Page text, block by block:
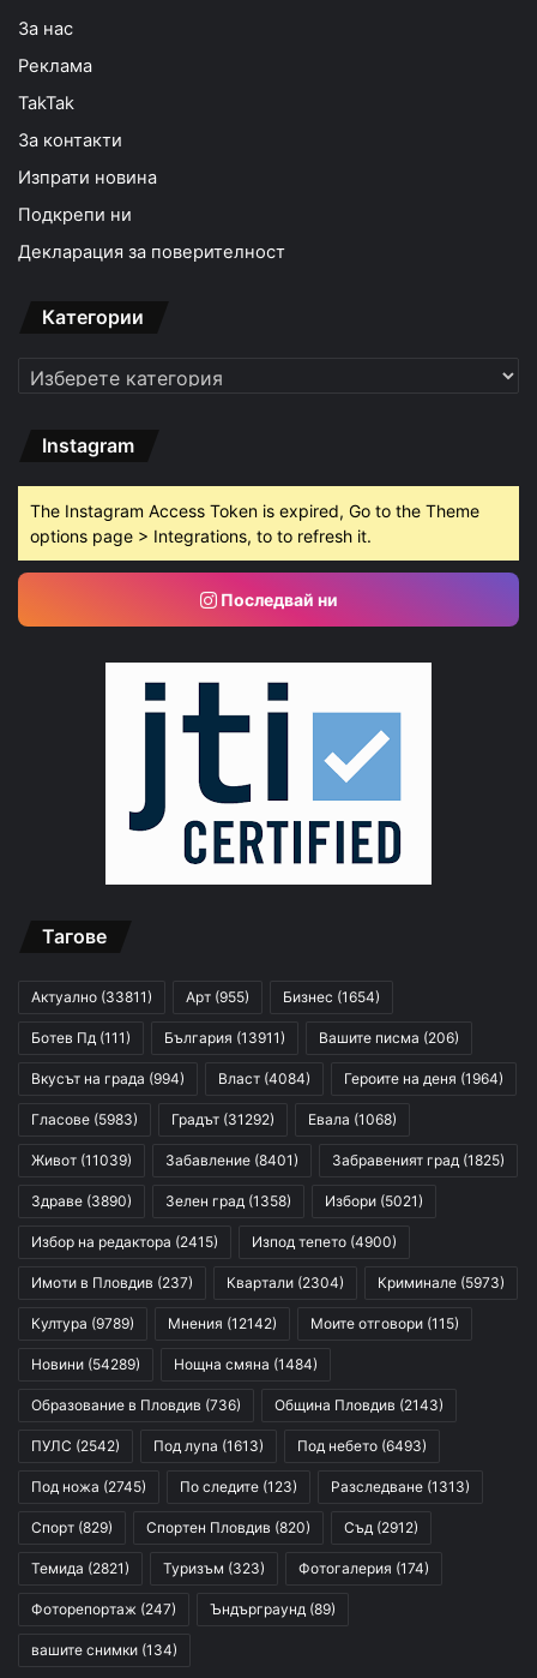
За нас
Реклама
TakTak
За контакти
Изпрати новина
Подкрепи ни
Декларация за поверителност
Категории
Категории
Instagram
The Instagram Access Token is expired, Go to the Theme
options page > Integrations, to to refresh it.
Последвай ни
Тагове
Актуално (33811) Арт (955) Бизнес (1654)
Ботев Пд (111) България (13911) Вашите писма (206)
Вкусът на града (994) Власт (4084) Героите на деня (1964)
Гласове (5983) Градът (31292) Евала (1068)
Живот (11039) Забавление (8401) Забравеният град (1825)
Здраве (3890) Зелен град (1358) Избори (5021)
Избор на редактора (2415) Изпод тепето (4900)
Имоти в Пловдив (237) Квартали (2304) Криминале (5973)
Култура (9789) Мнения (12142) Моите отговори (115)
Новини (54289) Нощна смяна (1484)
Образование в Пловдив (736) Община Пловдив (2143)
ПУЛС (2542) Под лупа (1613) Под небето (6493)
Под ножа (2745) По следите (123) Разследване (1313)
Спорт (829) Спортен Пловдив (820) Съд (2912)
Темида (2821) Туризъм (323) Фотогалерия (174)
Фоторепортаж (247) Ъндърграунд (89)
вашите снимки (134)